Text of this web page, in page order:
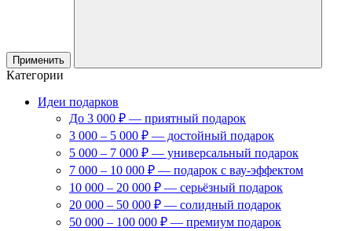
Применить
Категории
Идеи подарков
До 3 000 ₽ — приятный подарок
3 000 – 5 000 ₽ — достойный подарок
5 000 – 7 000 ₽ — универсальный подарок
7 000 – 10 000 ₽ — подарок с вау-эффектом
10 000 – 20 000 ₽ — серьёзный подарок
20 000 – 50 000 ₽ — солидный подарок
50 000 – 100 000 ₽ — премиум подарок